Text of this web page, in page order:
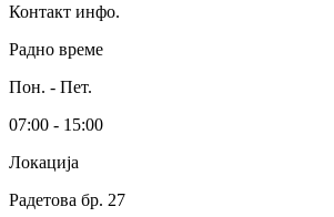
Контакт инфо.
Радно време
Пон. - Пет.
07:00 - 15:00
Локација
Радетова бр. 27